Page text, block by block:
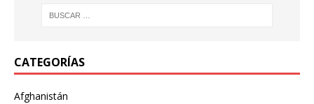
CATEGORÍAS
Afghanistán